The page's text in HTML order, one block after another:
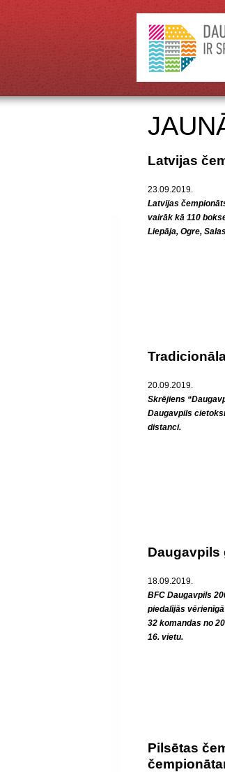
Latvijas
23.09.2019.
Latvijas
vairāk kā 110
Liepāja, Ogre,
20.09.2019.
Skrējiens
Daugavpils
distanci.
Daugavpils
18.09.2019.
BFC Daugavpils
piedalījās
32 komandas no
16. vietu.
Pilsētas